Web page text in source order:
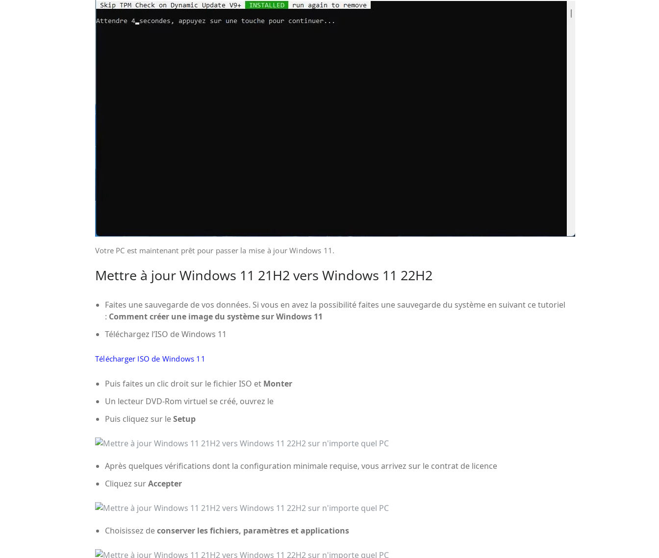
Votre PC est maintenant prêt pour passer la mise à jour Windows 11.
Mettre à jour Windows 11 21H2 vers Windows 11 22H2
Faites une sauvegarde de vos données. Si vous en avez la possibilité faites une sauvegarde du système en suivant ce tutoriel
: Comment créer une image du système sur Windows 11
Téléchargez l’ISO de Windows 11
Télécharger ISO de Windows 11
Puis faites un clic droit sur le fichier ISO et Monter
Un lecteur DVD-Rom virtuel se créé, ouvrez le
Puis cliquez sur leSetup
Après quelques vérifications dont la configuration minimale requise, vous arrivez sur le contrat de licence
Cliquez surAccepter
Choisissez deconserver les fichiers, paramètres et applications